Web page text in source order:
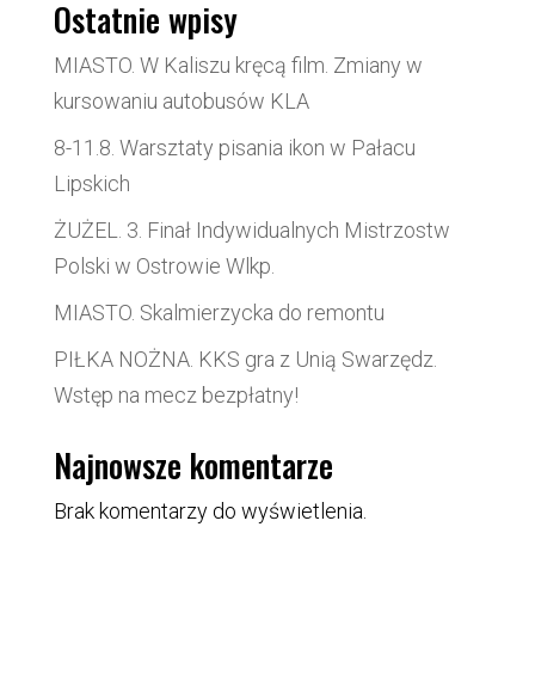
Ostatnie wpisy
MIASTO. W Kaliszu kręcą film. Zmiany w
kursowaniu autobusów KLA
8-11.8. Warsztaty pisania ikon w Pałacu
Lipskich
ŻUŻEL. 3. Finał Indywidualnych Mistrzostw
Polski w Ostrowie Wlkp.
MIASTO. Skalmierzycka do remontu
PIŁKA NOŻNA. KKS gra z Unią Swarzędz.
Wstęp na mecz bezpłatny!
Najnowsze komentarze
Brak komentarzy do wyświetlenia.